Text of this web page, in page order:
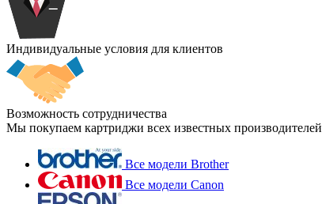
Индивидуальные условия для клиентов
Возможность сотрудничества
Мы покупаем картриджи всех известных производителей
Все модели Brother
Все модели Canon